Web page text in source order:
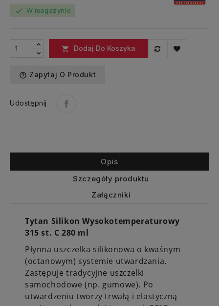
check W magazynie
 Dodaj Do Koszyka
help_outline Zapytaj O Produkt
Udostępnij
Opis
Szczegóły produktu
Załączniki
Tytan Silikon Wysokotemperaturowy
315 st. C 280 ml
Płynna uszczelka silikonowa o kwaśnym
(octanowym) systemie utwardzania.
Zastępuje tradycyjne uszczelki
samochodowe (np. gumowe). Po
utwardzeniu tworzy trwałą i elastyczną